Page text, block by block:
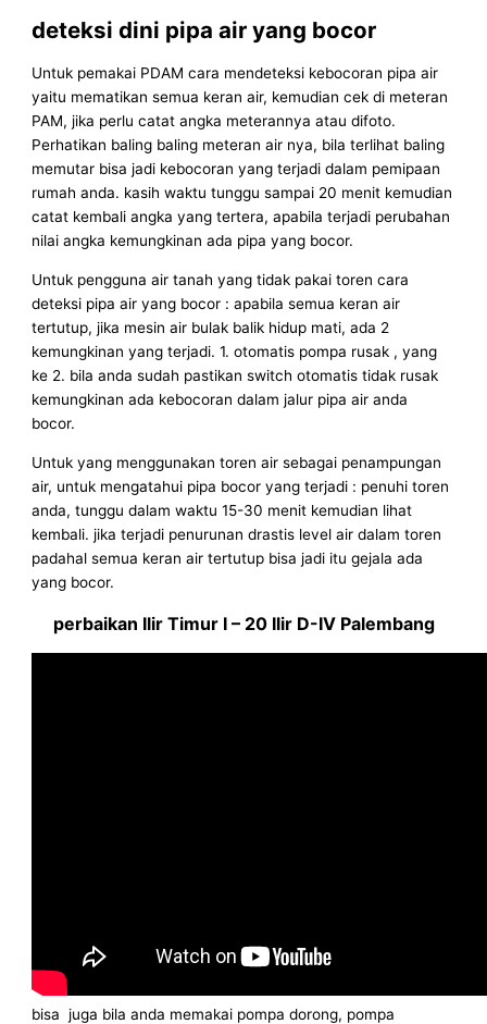
deteksi dini pipa air yang bocor
Untuk pemakai PDAM cara mendeteksi kebocoran pipa air
yaitu mematikan semua keran air, kemudian cek di meteran
PAM, jika perlu catat angka meterannya atau difoto.
Perhatikan baling baling meteran air nya, bila terlihat baling
memutar bisa jadi kebocoran yang terjadi dalam pemipaan
rumah anda. kasih waktu tunggu sampai 20 menit kemudian
catat kembali angka yang tertera, apabila terjadi perubahan
nilai angka kemungkinan ada pipa yang bocor.
Untuk pengguna air tanah yang tidak pakai toren cara
deteksi pipa air yang bocor : apabila semua keran air
tertutup, jika mesin air bulak balik hidup mati, ada 2
kemungkinan yang terjadi. 1. otomatis pompa rusak , yang
ke 2. bila anda sudah pastikan switch otomatis tidak rusak
kemungkinan ada kebocoran dalam jalur pipa air anda
bocor.
Untuk yang menggunakan toren air sebagai penampungan
air, untuk mengatahui pipa bocor yang terjadi : penuhi toren
anda, tunggu dalam waktu 15-30 menit kemudian lihat
kembali. jika terjadi penurunan drastis level air dalam toren
padahal semua keran air tertutup bisa jadi itu gejala ada
yang bocor.
perbaikan Ilir Timur I – 20 Ilir D-IV Palembang
bisa juga bila anda memakai pompa dorong, pompa